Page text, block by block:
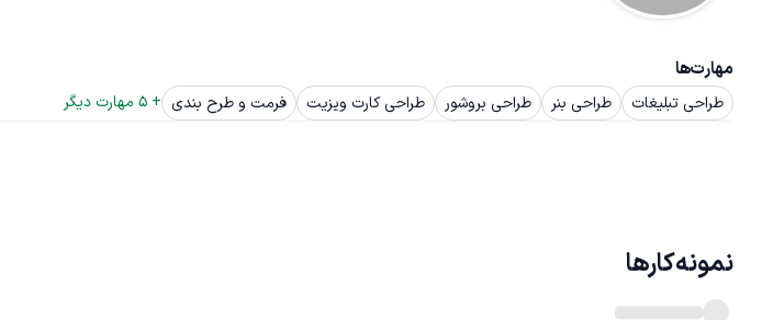
مهارت‌ها
طراحی تبلیغات طراحی بنر طراحی بروشور طراحی کارت ویزیت فرمت و طرح بندی +
5 مهارت دیگر
نمونه‌کارها